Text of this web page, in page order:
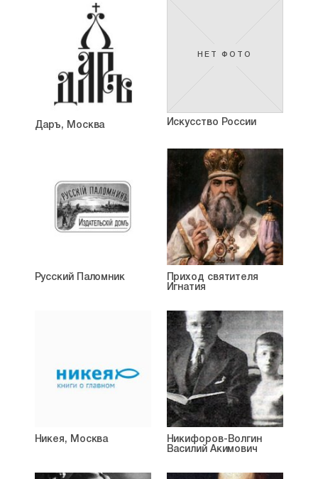
Даръ, Москва
НЕТ ФОТО
Искусство России
Русский Паломник
Приход святителя
Игнатия
Никея, Москва
Никифоров-Волгин
Василий Акимович